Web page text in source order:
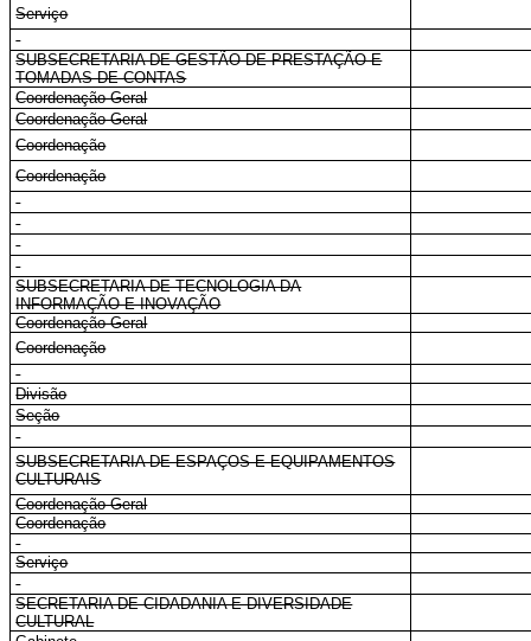
Serviço
SUBSECRETARIA DE GESTÃO DE PRESTAÇÃO E
TOMADAS DE CONTAS
Coordenação-Geral
Coordenação-Geral
Coordenação
Coordenação
SUBSECRETARIA DE TECNOLOGIA DA
INFORMAÇÃO E INOVAÇÃO
Coordenação-Geral
Coordenação
Divisão
Seção
SUBSECRETARIA DE ESPAÇOS E EQUIPAMENTOS
CULTURAIS
Coordenação-Geral
Coordenação
Serviço
SECRETARIA DE CIDADANIA E DIVERSIDADE
CULTURAL